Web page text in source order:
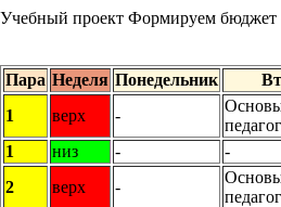
Учебный проект Формируем бюджет
Пара Неделя Понедельник
1
верх -
1
низ - -
2
верх -